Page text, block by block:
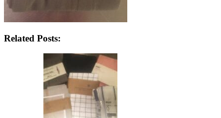
Related Posts: